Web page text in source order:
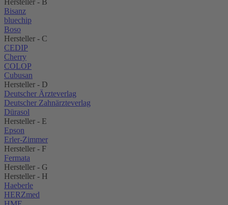
Hersteller - B
Bisanz
bluechip
Boso
Hersteller - C
CEDIP
Cherry
COLOP
Cubusan
Hersteller - D
Deutscher Ärzteverlag
Deutscher Zahnärzteverlag
Dürasol
Hersteller - E
Epson
Erler-Zimmer
Hersteller - F
Fermata
Hersteller - G
Hersteller - H
Haeberle
HERZmed